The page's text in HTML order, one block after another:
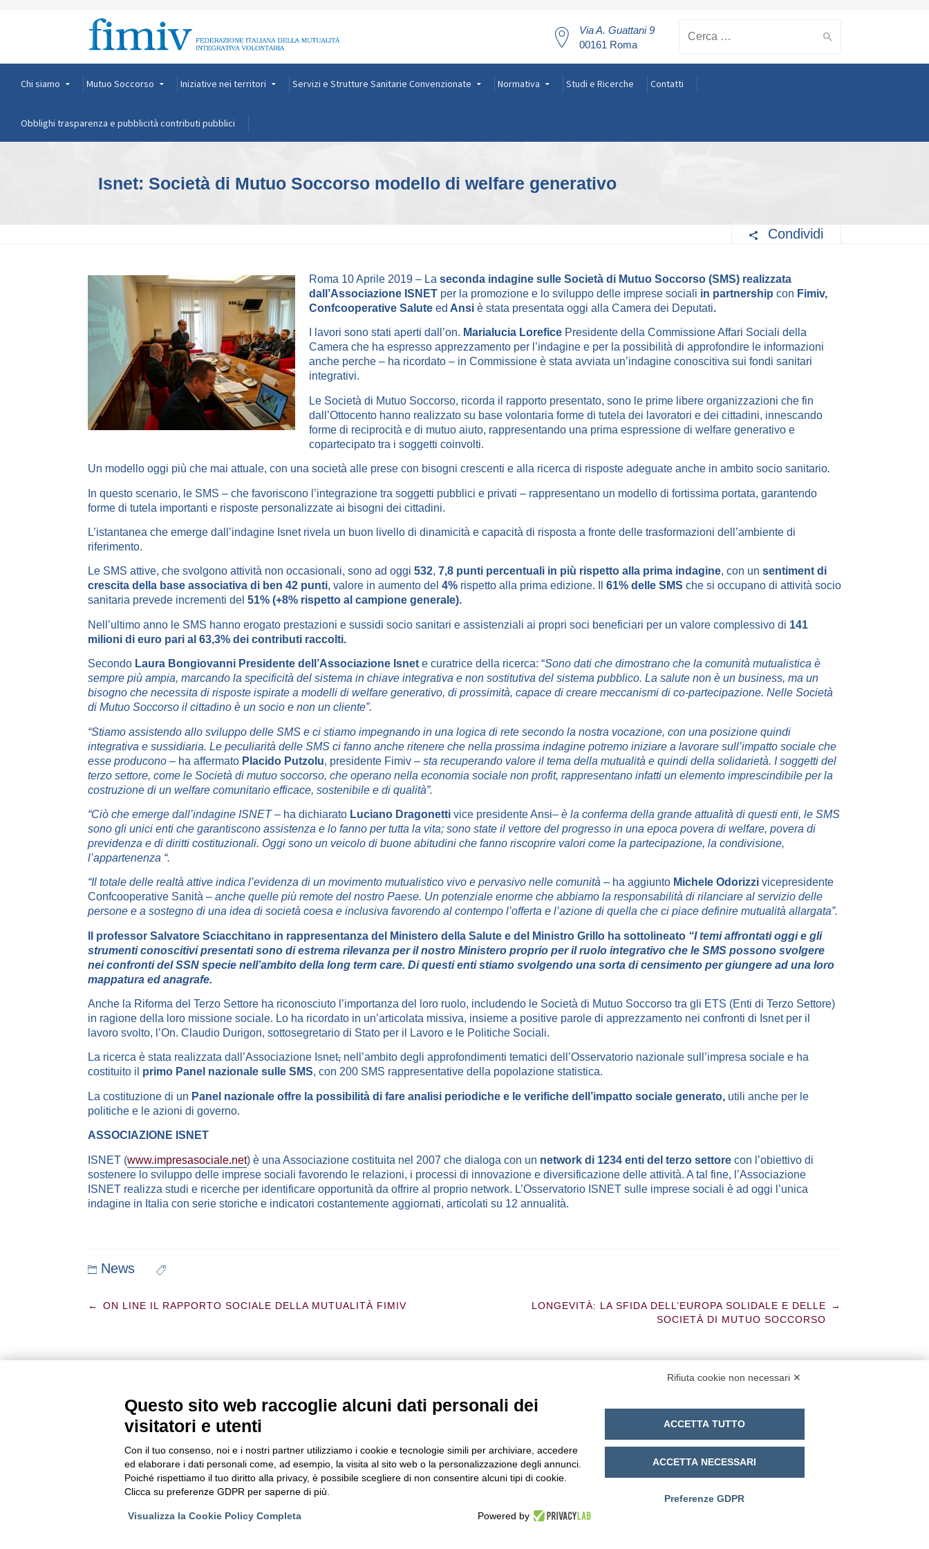
Via A. Guattani 9
00161 Roma
Chi siamo Mutuo Soccorso Iniziative nei territori Servizi e Strutture Sanitarie Convenzionate Normativa Studi e Ricerche Contatti
Obblighi trasparenza e pubblicità contributi pubblici
Isnet: Società di Mutuo Soccorso modello di welfare generativo
Condividi
Roma 10 Aprile 2019 – La seconda indagine sulle Società di Mutuo Soccorso (SMS) realizzata
dall’Associazione ISNET per la promozione e lo sviluppo delle imprese sociali in partnership con Fimiv,
Confcooperative Salute ed Ansi è stata presentata oggi alla Camera dei Deputati.
I lavori sono stati aperti dall’on. Marialucia Lorefice Presidente della Commissione Affari Sociali della
Camera che ha espresso apprezzamento per l’indagine e per la possibilità di approfondire le informazioni
anche perche – ha ricordato – in Commissione è stata avviata un’indagine conoscitiva sui fondi sanitari
integrativi.
Le Società di Mutuo Soccorso, ricorda il rapporto presentato, sono le prime libere organizzazioni che fin
dall’Ottocento hanno realizzato su base volontaria forme di tutela dei lavoratori e dei cittadini, innescando
forme di reciprocità e di mutuo aiuto, rappresentando una prima espressione di welfare generativo e
copartecipato tra i soggetti coinvolti.
Un modello oggi più che mai attuale, con una società alle prese con bisogni crescenti e alla ricerca di risposte adeguate anche in ambito socio sanitario.
In questo scenario, le SMS – che favoriscono l’integrazione tra soggetti pubblici e privati – rappresentano un modello di fortissima portata, garantendo
forme di tutela importanti e risposte personalizzate ai bisogni dei cittadini.
L’istantanea che emerge dall’indagine Isnet rivela un buon livello di dinamicità e capacità di risposta a fronte delle trasformazioni dell’ambiente di
riferimento.
Le SMS attive, che svolgono attività non occasionali, sono ad oggi 532, 7,8 punti percentuali in più rispetto alla prima indagine, con un sentiment di
crescita della base associativa di ben 42 punti, valore in aumento del 4% rispetto alla prima edizione. Il 61% delle SMS che si occupano di attività socio
sanitaria prevede incrementi del 51% (+8% rispetto al campione generale).
Nell’ultimo anno le SMS hanno erogato prestazioni e sussidi socio sanitari e assistenziali ai propri soci beneficiari per un valore complessivo di 141
milioni di euro pari al 63,3% dei contributi raccolti.
Secondo Laura Bongiovanni Presidente dell’Associazione Isnet e curatrice della ricerca: “Sono dati che dimostrano che la comunità mutualistica è
sempre più ampia, marcando la specificità del sistema in chiave integrativa e non sostitutiva del sistema pubblico. La salute non è un business, ma un
bisogno che necessita di risposte ispirate a modelli di welfare generativo, di prossimità, capace di creare meccanismi di co-partecipazione. Nelle Società
di Mutuo Soccorso il cittadino è un socio e non un cliente”.
“Stiamo assistendo allo sviluppo delle SMS e ci stiamo impegnando in una logica di rete secondo la nostra vocazione, con una posizione quindi
integrativa e sussidiaria. Le peculiarità delle SMS ci fanno anche ritenere che nella prossima indagine potremo iniziare a lavorare sull’impatto sociale che
esse producono – ha affermato Placido Putzolu, presidente Fimiv – sta recuperando valore il tema della mutualità e quindi della solidarietà. I soggetti del
terzo settore, come le Società di mutuo soccorso, che operano nella economia sociale non profit, rappresentano infatti un elemento imprescindibile per la
costruzione di un welfare comunitario efficace, sostenibile e di qualità”.
“Ciò che emerge dall’indagine ISNET– ha dichiarato Luciano Dragonetti vice presidente Ansi– è la conferma della grande attualità di questi enti, le SMS
sono gli unici enti che garantiscono assistenza e lo fanno per tutta la vita; sono state il vettore del progresso in una epoca povera di welfare, povera di
previdenza e di diritti costituzionali. Oggi sono un veicolo di buone abitudini che fanno riscoprire valori come la partecipazione, la condivisione,
l’appartenenza “.
“Il totale delle realtà attive indica l’evidenza di un movimento mutualistico vivo e pervasivo nelle comunità – ha aggiunto Michele Odorizzi vicepresidente
Confcooperative Sanità – anche quelle più remote del nostro Paese. Un potenziale enorme che abbiamo la responsabilità di rilanciare al servizio delle
persone e a sostegno di una idea di società coesa e inclusiva favorendo al contempo l’offerta e l’azione di quella che ci piace definire mutualità allargata”.
Il professor Salvatore Sciacchitano in rappresentanza del Ministero della Salute e del Ministro Grillo ha sottolineato “I temi affrontati oggi e gli
strumenti conoscitivi presentati sono di estrema rilevanza per il nostro Ministero proprio per il ruolo integrativo che le SMS possono svolgere
nei confronti del SSN specie nell’ambito della long term care. Di questi enti stiamo svolgendo una sorta di censimento per giungere ad una loro
mappatura ed anagrafe.
Anche la Riforma del Terzo Settore ha riconosciuto l’importanza del loro ruolo, includendo le Società di Mutuo Soccorso tra gli ETS (Enti di Terzo Settore)
in ragione della loro missione sociale. Lo ha ricordato in un’articolata missiva, insieme a positive parole di apprezzamento nei confronti di Isnet per il
lavoro svolto, l’On. Claudio Durigon, sottosegretario di Stato per il Lavoro e le Politiche Sociali.
La ricerca è stata realizzata dall’Associazione Isnet, nell’ambito degli approfondimenti tematici dell’Osservatorio nazionale sull’impresa sociale e ha
costituito il primo Panel nazionale sulle SMS, con 200 SMS rappresentative della popolazione statistica.
La costituzione di un Panel nazionale offre la possibilità di fare analisi periodiche e le verifiche dell’impatto sociale generato, utili anche per le
politiche e le azioni di governo.
ASSOCIAZIONE ISNET
ISNET (www.impresasociale.net) è una Associazione costituita nel 2007 che dialoga con un network di 1234 enti del terzo settore con l’obiettivo di
sostenere lo sviluppo delle imprese sociali favorendo le relazioni, i processi di innovazione e diversificazione delle attività. A tal fine, l’Associazione
ISNET realizza studi e ricerche per identificare opportunità da offrire al proprio network. L’Osservatorio ISNET sulle imprese sociali è ad oggi l’unica
indagine in Italia con serie storiche e indicatori costantemente aggiornati, articolati su 12 annualità.
News
Post
← ON LINE IL RAPPORTO SOCIALE DELLA MUTUALITÀ FIMIV
LONGEVITÀ: LA SFIDA DELL’EUROPA SOLIDALE E DELLE
SOCIETÀ DI MUTUO SOCCORSO
→
Cookie PolicyModifica preferenze cookie
Rifiuta cookie non necessari ✕
Questo sito web raccoglie alcuni dati personali dei
visitatori e utenti
Con il tuo consenso, noi e i nostri partner utilizziamo i cookie e tecnologie simili per archiviare, accedere
ed elaborare i dati personali come, ad esempio, la visita al sito web o la personalizzazione degli annunci.
Poiché rispettiamo il tuo diritto alla privacy, è possibile scegliere di non consentire alcuni tipi di cookie.
Clicca su preferenze GDPR per saperne di più.
Visualizza la Cookie Policy Completa Powered by
ACCETTA TUTTO
ACCETTA NECESSARI
Preferenze GDPR